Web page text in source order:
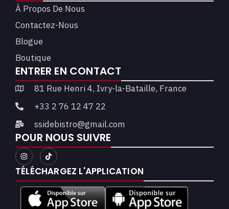
À Propos De Nous
Contactez-Nous
Blogue
Boutique
ENTRER EN CONTACT
81 Rue Henri 4, Ivry-la-Bataille, France
+33 2 76 12 47 22
ssidebistro@gmail.com
POUR NOUS SUIVRE
TÉLÉCHARGEZ L'APPLICATION​